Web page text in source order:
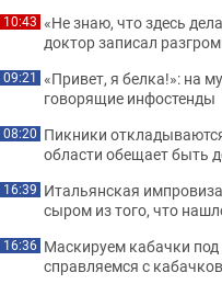
10:43 «Не знаю, что здесь
доктор записал
09:21 «Привет, я белка!»: на
говорящие инфостенды
08:20 Пикники
области обещает быть
16:39 Итальянская
сыром из того, что
16:36 Маскируем кабачки
справляемся с